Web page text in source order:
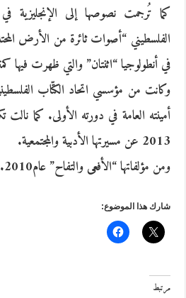
كما تُرجمت نصوصها إلى الإنجليزية
الفلسطيني “أصوات ثائرة من الأرض
في أنطولوجيا “اثنتان” والتي ظهرت فيها
أمينته العامة في دورته الأولى. كما نالت
2013 عن مسيرتها الأدبية والمجتمعية.
ومن مؤلفاتها “الأفعى والتفاح” عام2010.
شارك هذا الموضوع:
مرتبط